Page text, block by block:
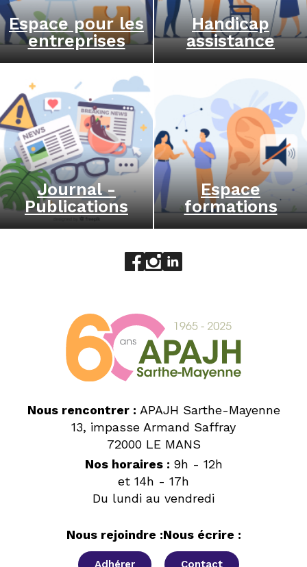
Espace pour les
entreprises
Handicap
assistance
Journal -
Publications
Espace
formations
Aller sur le réseau social
Aller sur le réseau social
Aller sur le réseau
Nous rencontrer : APAJH Sarthe-Mayenne
13, impasse Armand Saffray
72000 LE MANS
Nos horaires : 9h - 12h
et 14h - 17h
Du lundi au vendredi
Nous rejoindre :
Adhérer
Nous écrire :
Contact